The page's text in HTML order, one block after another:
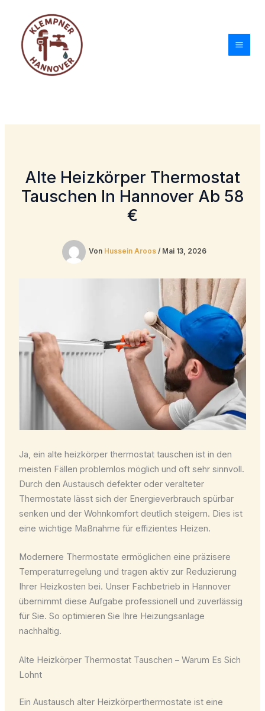
springen
Alte Heizkörper Thermostat
Tauschen In Hannover Ab 58
€
Von Hussein Aroos / Mai 13, 2026
Ja, ein alte heizkörper thermostat tauschen ist in den
meisten Fällen problemlos möglich und oft sehr sinnvoll.
Durch den Austausch defekter oder veralteter
Thermostate lässt sich der Energieverbrauch spürbar
senken und der Wohnkomfort deutlich steigern. Dies ist
eine wichtige Maßnahme für effizientes Heizen.
Modernere Thermostate ermöglichen eine präzisere
Temperaturregelung und tragen aktiv zur Reduzierung
Ihrer Heizkosten bei. Unser Fachbetrieb in Hannover
übernimmt diese Aufgabe professionell und zuverlässig
für Sie. So optimieren Sie Ihre Heizungsanlage
nachhaltig.
Alte Heizkörper Thermostat Tauschen – Warum Es Sich
Lohnt
Ein Austausch alter Heizkörperthermostate ist eine